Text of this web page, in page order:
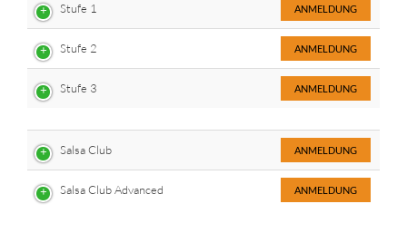
Stufe 1 ANMELDUNG
Stufe 2 ANMELDUNG
Stufe 3 ANMELDUNG
Salsa Club ANMELDUNG
Salsa Club Advanced ANMELDUNG